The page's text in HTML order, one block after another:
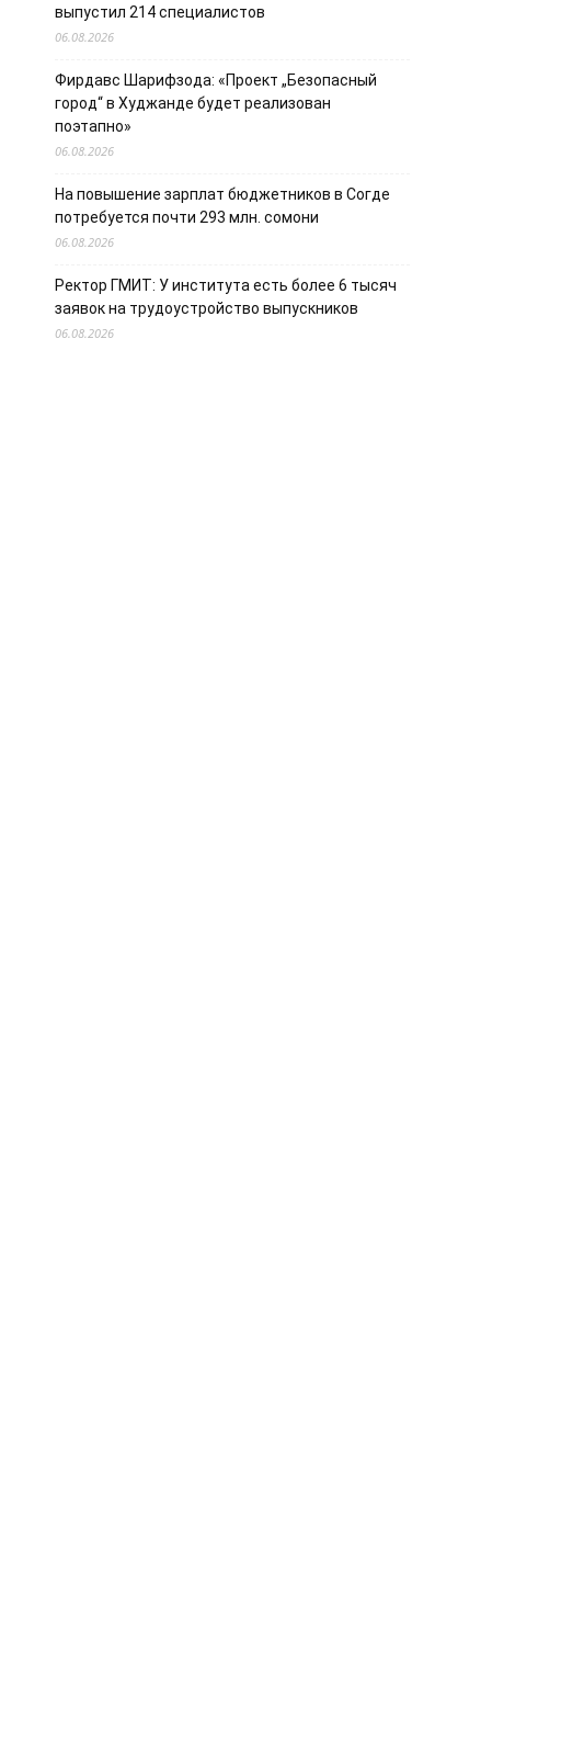
выпустил 214 специалистов
06.08.2026
Фирдавс Шарифзода: «Проект „Безопасный
город“ в Худжанде будет реализован
поэтапно»
06.08.2026
На повышение зарплат бюджетников в Согде
потребуется почти 293 млн. сомони
06.08.2026
Ректор ГМИТ: У института есть более 6 тысяч
заявок на трудоустройство выпускников
06.08.2026